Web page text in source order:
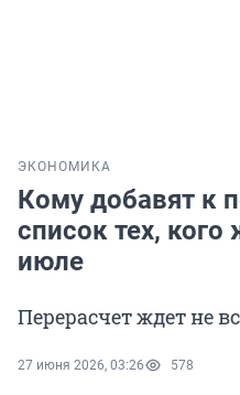
ЭКОНОМИКА
Кому добавят к
список тех,
июле
Перерасчет ждет не
27 июня 2026, 03:26 578